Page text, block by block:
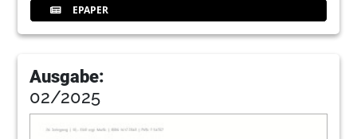
EPAPER
Ausgabe:
02/2025